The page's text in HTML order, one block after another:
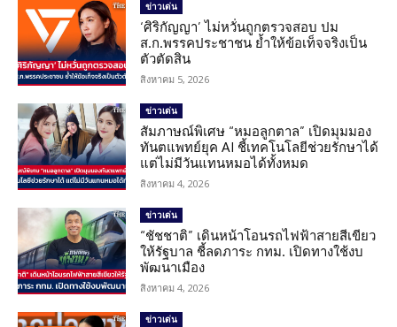
ข่าวเด่น
‘ศิริกัญญา’ ไม่หวั่นถูกตรวจสอบ ปม
ส.ก.พรรคประชาชน ย้ำให้ข้อเท็จจริงเป็น
ตัวตัดสิน
สิงหาคม 5, 2026
ข่าวเด่น
สัมภาษณ์พิเศษ “หมอลูกตาล” เปิดมุมมอง
ทันตแพทย์ยุค AI ชี้เทคโนโลยีช่วยรักษาได้
แต่ไม่มีวันแทนหมอได้ทั้งหมด
สิงหาคม 4, 2026
ข่าวเด่น
“ชัชชาติ” เดินหน้าโอนรถไฟฟ้าสายสีเขียว
ให้รัฐบาล ชี้ลดภาระ กทม. เปิดทางใช้งบ
พัฒนาเมือง
สิงหาคม 4, 2026
ข่าวเด่น